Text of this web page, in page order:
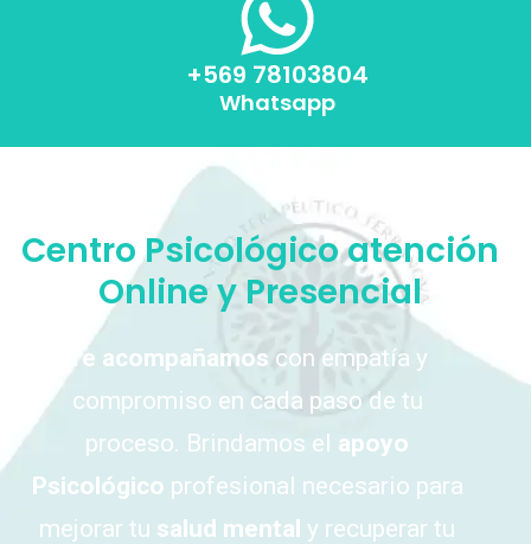
+569 78103804
Whatsapp
Centro Psicológico atención
Online y Presencial
Te acompañamos con empatía y
compromiso en cada paso de tu
proceso. Brindamos el apoyo
Psicológico profesional necesario para
mejorar tu salud mental y recuperar tu